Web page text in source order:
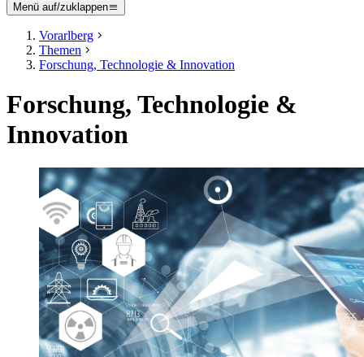
Menü auf/zuklappen
Vorarlberg
Themen
Forschung, Technologie & Innovation
Forschung, Technologie &
Innovation